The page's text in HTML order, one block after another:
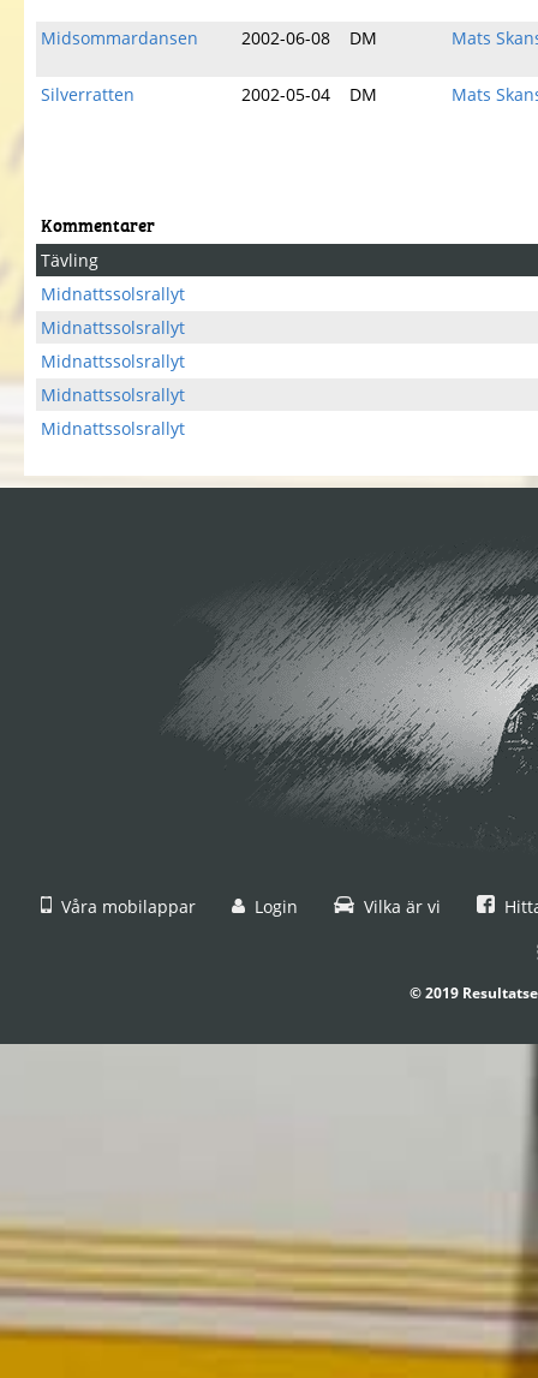
Midsommardansen 2002-06-08 DM Mats
Silverratten 2002-05-04 DM Mats
Kommentarer
Tävling
Midnattssolsrallyt
Midnattssolsrallyt
Midnattssolsrallyt
Midnattssolsrallyt
Midnattssolsrallyt
Våra mobilappar Login Vilka är vi
© 2019